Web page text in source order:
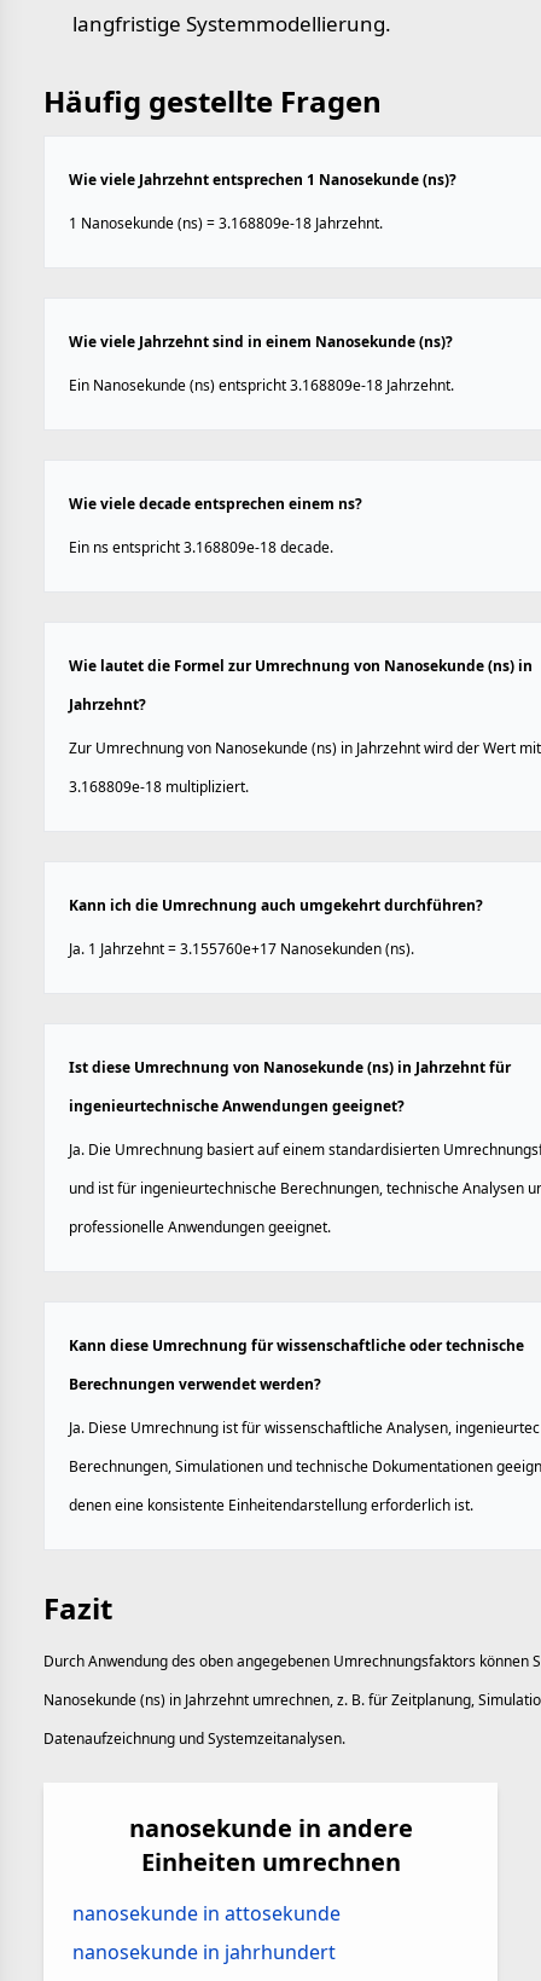
langfristige Systemmodellierung.
Häufig gestellte Fragen
Wie viele Jahrzehnt entsprechen 1 Nanosekunde (ns)?
1 Nanosekunde (ns) = 3.168809e-18 Jahrzehnt.
Wie viele Jahrzehnt sind in einem Nanosekunde (ns)?
Ein Nanosekunde (ns) entspricht 3.168809e-18 Jahrzehnt.
Wie viele decade entsprechen einem ns?
Ein ns entspricht 3.168809e-18 decade.
Wie lautet die Formel zur Umrechnung von Nanosekunde (ns) in
Jahrzehnt?
Zur Umrechnung von Nanosekunde (ns) in Jahrzehnt wird der Wert mit
3.168809e-18 multipliziert.
Kann ich die Umrechnung auch umgekehrt durchführen?
Ja. 1 Jahrzehnt = 3.155760e+17 Nanosekunden (ns).
Ist diese Umrechnung von Nanosekunde (ns) in Jahrzehnt für
ingenieurtechnische Anwendungen geeignet?
Ja. Die Umrechnung basiert auf einem standardisierten
und ist für ingenieurtechnische Berechnungen, technische Analysen
professionelle Anwendungen geeignet.
Kann diese Umrechnung für wissenschaftliche oder technische
Berechnungen verwendet werden?
Ja. Diese Umrechnung ist für wissenschaftliche Analysen,
Berechnungen, Simulationen und technische Dokumentationen
denen eine konsistente Einheitendarstellung erforderlich ist.
Fazit
Durch Anwendung des oben angegebenen Umrechnungsfaktors können
Nanosekunde (ns) in Jahrzehnt umrechnen, z. B. für Zeitplanung,
Datenaufzeichnung und Systemzeitanalysen.
nanosekunde in andere
Einheiten umrechnen
nanosekunde in attosekunde
nanosekunde in jahrhundert